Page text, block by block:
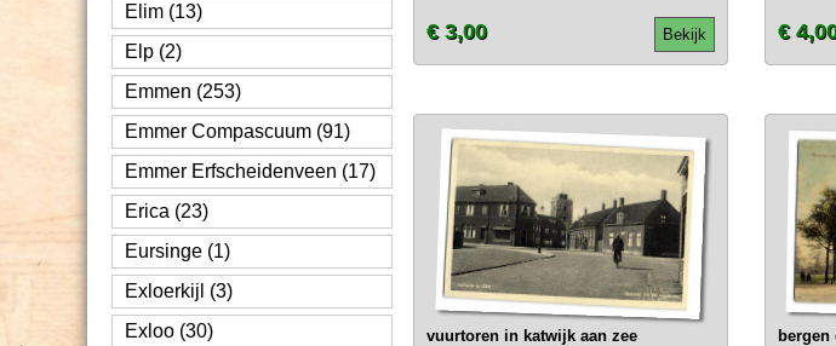
Elim (13)
Elp (2)
Emmen (253)
Emmer Compascuum (91)
Emmer Erfscheidenveen (17)
Erica (23)
Eursinge (1)
Exloerkijl (3)
Exloo (30)
Bekijk
€ 3,00 €
vuurtoren in katwijk aan zee